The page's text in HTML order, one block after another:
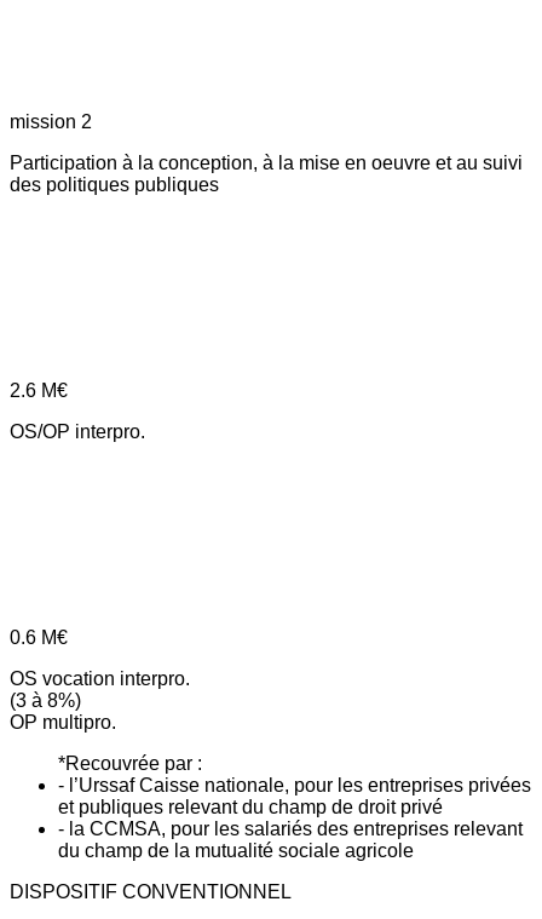
mission 2
Participation à la conception, à la mise en oeuvre et au suivi
des politiques publiques
2.6 M€
OS/OP interpro.
0.6 M€
OS vocation interpro.
(3 à 8%)
OP multipro.
*Recouvrée par :
- l’Urssaf Caisse nationale, pour les entreprises privées
et publiques relevant du champ de droit privé
- la CCMSA, pour les salariés des entreprises relevant
du champ de la mutualité sociale agricole
DISPOSITIF CONVENTIONNEL